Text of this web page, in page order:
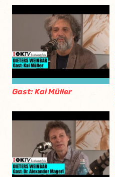
Gast: Kai Müller